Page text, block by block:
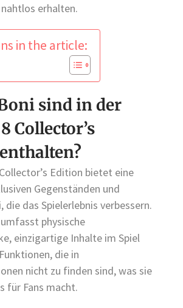
erhalten.
in the article:
sind in der
Collector’s
Collector’s Edition bietet eine
Gegenständen und
die das Spielerlebnis verbessern.
physische
einzigartige Inhalte im Spiel
die in
nicht zu finden sind, was sie
für Fans macht.